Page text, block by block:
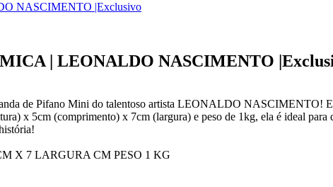
NASCIMENTO |Exclusivo
| LEONALDO NASCIMENTO
de Pifano Mini do talentoso artista LEONALDO NASCIMENTO!
x 5cm (comprimento) x 7cm (largura) e peso de 1kg, ela é ideal
X 7 LARGURA CM PESO 1 KG